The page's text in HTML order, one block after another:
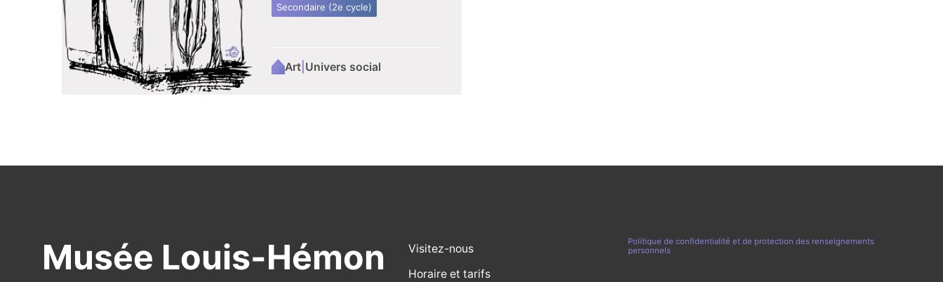
Secondaire (2e cycle)
Art Univers social
Musée Louis-Hémon
Visitez-nous
Horaire et tarifs
Politique de confidentialité et de protection des renseignements
personnels